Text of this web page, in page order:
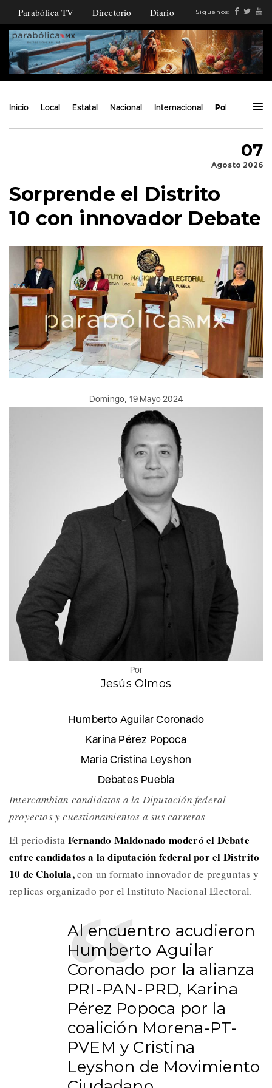
Parabólica TV Directorio Diario Síguenos:
Inicio Local Estatal Nacional Internacional Política
07
Agosto 2026
Sorprende el Distrito
10 con innovador Debate
Domingo, 19 Mayo 2024
Por
Jesús Olmos
Humberto Aguilar Coronado
Karina Pérez Popoca
Maria Cristina Leyshon
Debates Puebla
Intercambian candidatos a la Diputación federal
proyectos y cuestionamientos a sus carreras
El periodista Fernando Maldonado moderó el Debate
entre candidatos a la diputación federal por el Distrito
10 de Cholula,con un formato innovador de preguntas y
replicas organizado por el Instituto Nacional Electoral.
Al encuentro acudieron
Humberto Aguilar
Coronado por la alianza
PRI-PAN-PRD, Karina
Pérez Popoca por la
coalición Morena-PT-
PVEM y Cristina
Leyshon de Movimiento